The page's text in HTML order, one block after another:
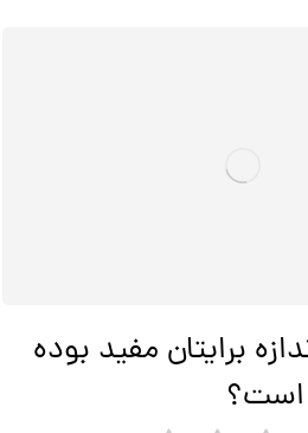
برایتان مفید بوده
است؟